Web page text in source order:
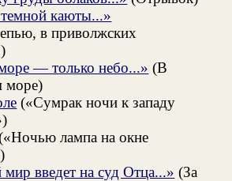
каюты...»
в приволжских
— только небо...» (В
море)
(«Сумрак ночи к западу
лампа на окне
введет на суд Отца...» (За